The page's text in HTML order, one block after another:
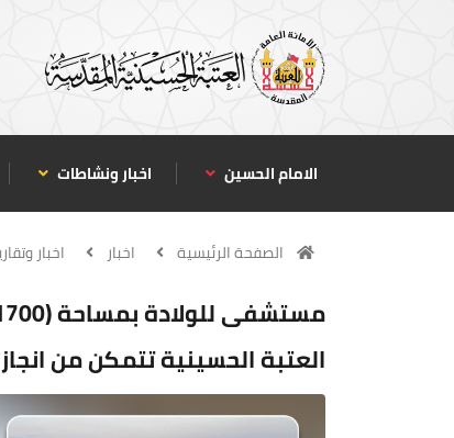
الامام الحسين اخبار ونشاطات
الصفحة الرئيسية اخبار اخبار
العتبة الحسينية تتمكن من